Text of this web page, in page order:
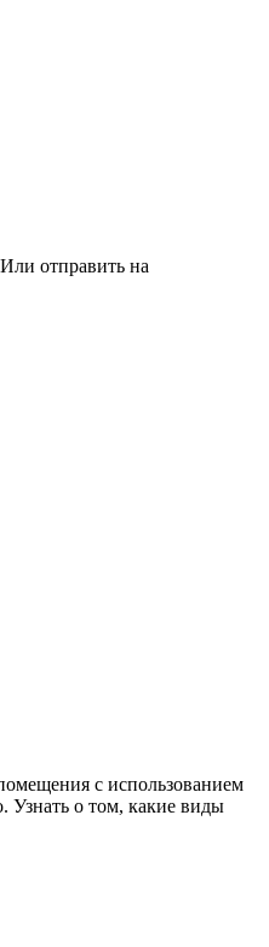
отправить на
с использованием
Узнать о том, какие виды